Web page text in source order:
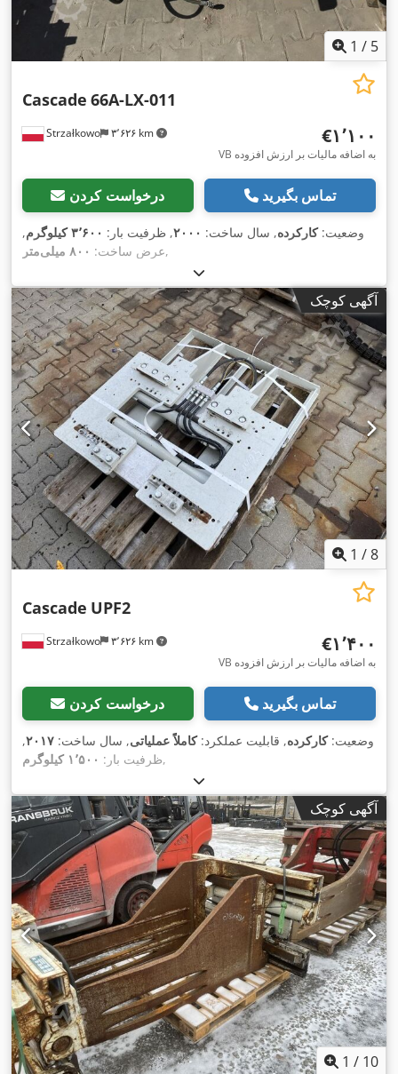
1 / 5
Strzałkowo ۳٬۶۲۶ km
Cascade 66A-LX-011
‎€۱٬۱۰۰
VB به اضافه مالیات بر ارزش افزوده
درخواست کردن تماس بگیرید
وضعیت:کارکرده, سال ساخت: ۲۰۰۰, ظرفیت بار: ۳٬۶۰۰ کیلوگرم
,
عرض ساخت: ۸۰۰ میلی‌متر ,
آگهی کوچک
1 /8
Strzałkowo ۳٬۶۲۶ km
Cascade UPF2
‎€۱٬۴۰۰
VB به اضافه مالیات بر ارزش افزوده
درخواست کردن تماس بگیرید
وضعیت:کارکرده, قابلیت عملکرد:کاملاً عملیاتی, سال ساخت: ۲۰۱۷,
ظرفیت بار: ۱٬۵۰۰ کیلوگرم ,
آگهی کوچک
1 / 10